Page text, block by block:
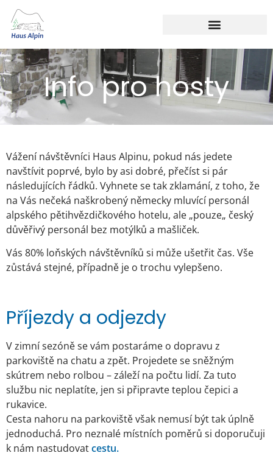
Info pro hosty
Vážení návštěvníci Haus Alpinu, pokud nás jedete
navštívit poprvé, bylo by asi dobré, přečíst si pár
následujících řádků. Vyhnete se tak zklamání, z toho, že
na Vás nečeká naškrobený německy mluvící personál
alpského pětihvězdičkového hotelu, ale „pouze„ český
důvěřivý personál bez motýlků a mašliček.
Vás 80% loňských návštěvníků si může ušetřit čas. Vše
zůstává stejné, případně je o trochu vylepšeno.
Příjezdy a odjezdy
V zimní sezóně se vám postaráme o dopravu z
parkoviště na chatu a zpět. Projedete se sněžným
skútrem nebo rolbou – záleží na počtu lidí. Za tuto
službu nic neplatíte, jen si připravte teplou čepici a
rukavice.
Cesta nahoru na parkoviště však nemusí být tak úplně
jednoduchá. Pro neznalé místních poměrů si doporučuji
k nám nastudovatcestu.